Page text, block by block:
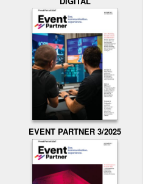
EVENT PARTNER 3/2025